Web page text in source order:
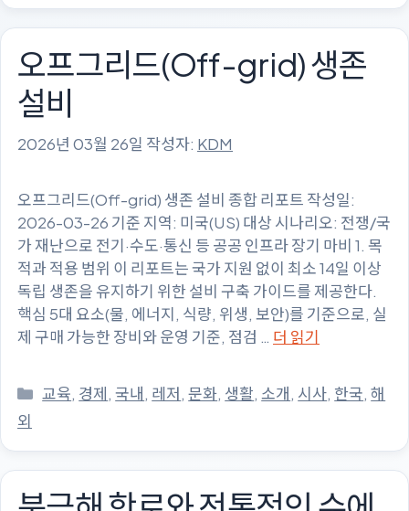
오프그리드(Off-grid) 생존
설비
2026년 03월 26일 작성자: KDM
오프그리드(Off-grid) 생존 설비 종합 리포트 작성일:
2026-03-26 기준 지역: 미국(US) 대상 시나리오: 전쟁/국
가 재난으로 전기·수도·통신 등 공공 인프라 장기 마비 1. 목
적과 적용 범위 이 리포트는 국가 지원 없이 최소 14일 이상
독립 생존을 유지하기 위한 설비 구축 가이드를 제공한다.
핵심 5대 요소(물, 에너지, 식량, 위생, 보안)를 기준으로, 실
제 구매 가능한 장비와 운영 기준, 점검 … 더 읽기
카
리
교육, 경제,국내, 레저,문화, 생활,소개, 시사, 한국,해
외